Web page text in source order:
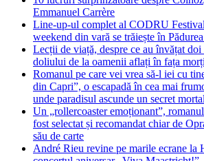
Emmanuel Carrère
Line-up-ul complet al CODRU
weekend din vară se trăiește în
Lecții de viață, despre ce au învățat
doliului de la oamenii aflați în fața
Romanul pe care vei vrea să-l iei cu
din Capri”, o escapadă în cea mai
unde paradisul ascunde un secret
Un „rollercoaster emoționant”,
fost selectat și recomandat chiar de
său de carte
André Rieu revine pe marile ecrane la